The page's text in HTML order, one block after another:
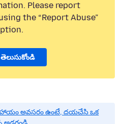
Please report
the “Report Abuse”
అవసరం ఉంటే, దయచేసి ఒక